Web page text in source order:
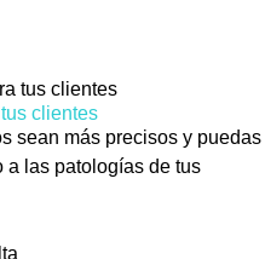
clientes
sean más precisos y puedas
a las patologías de tus